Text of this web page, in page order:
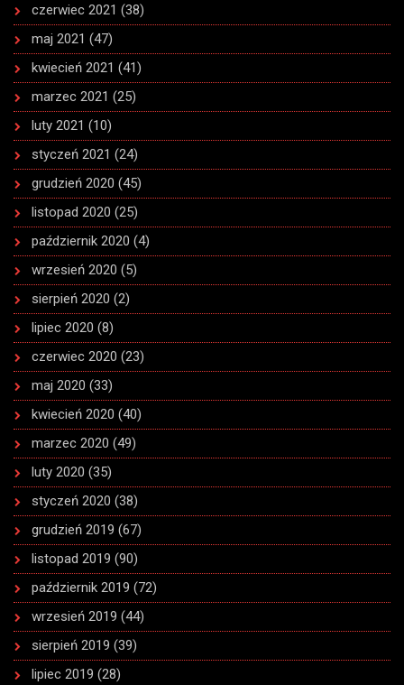
czerwiec 2021 (38)
maj 2021 (47)
kwiecień 2021 (41)
marzec 2021 (25)
luty 2021 (10)
styczeń 2021 (24)
grudzień 2020 (45)
listopad 2020 (25)
październik 2020 (4)
wrzesień 2020 (5)
sierpień 2020 (2)
lipiec 2020 (8)
czerwiec 2020 (23)
maj 2020 (33)
kwiecień 2020 (40)
marzec 2020 (49)
luty 2020 (35)
styczeń 2020 (38)
grudzień 2019 (67)
listopad 2019 (90)
październik 2019 (72)
wrzesień 2019 (44)
sierpień 2019 (39)
lipiec 2019 (28)